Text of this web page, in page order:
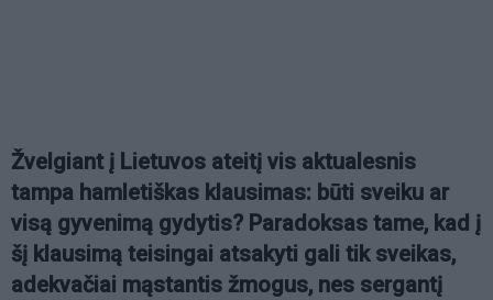
Žvelgiant į Lietuvos ateitį vis aktualesnis
tampa hamletiškas klausimas: būti sveiku ar
visą gyvenimą gydytis? Paradoksas tame, kad į
šį klausimą teisingai atsakyti gali tik sveikas,
adekvačiai mąstantis žmogus, nes sergantį